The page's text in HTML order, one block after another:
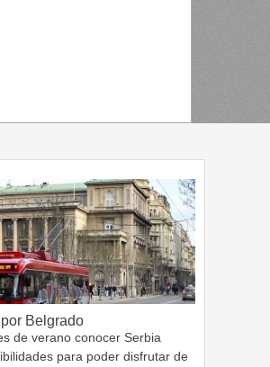
Belgrado
de verano conocer Serbia
para poder disfrutar de